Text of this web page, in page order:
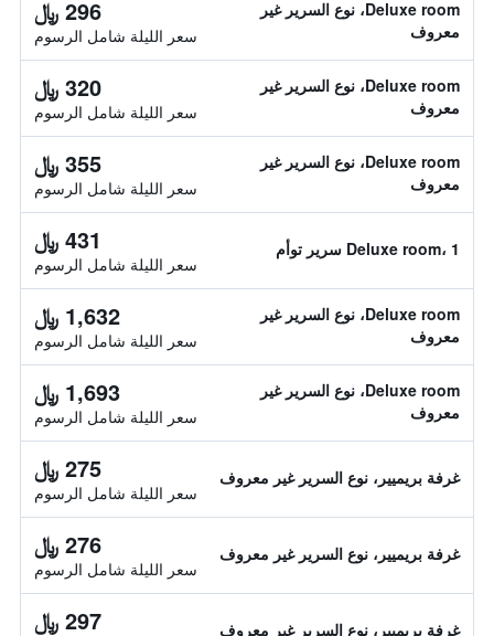
Deluxe room، نوع السرير غير
معروف
296 ﷼
سعر الليلة شامل الرسوم
Deluxe room، نوع السرير غير
معروف
320 ﷼
سعر الليلة شامل الرسوم
Deluxe room، نوع السرير غير
معروف
355 ﷼
سعر الليلة شامل الرسوم
Deluxe room، 1 سرير توأم 431 ﷼
سعر الليلة شامل الرسوم
Deluxe room، نوع السرير غير
معروف
1,632 ﷼
سعر الليلة شامل الرسوم
Deluxe room، نوع السرير غير
معروف
1,693 ﷼
سعر الليلة شامل الرسوم
غرفة بريميير، نوع السرير غير معروف 275 ﷼
سعر الليلة شامل الرسوم
غرفة بريميير، نوع السرير غير معروف 276 ﷼
سعر الليلة شامل الرسوم
غرفة بريميير، نوع السرير غير معروف 297 ﷼